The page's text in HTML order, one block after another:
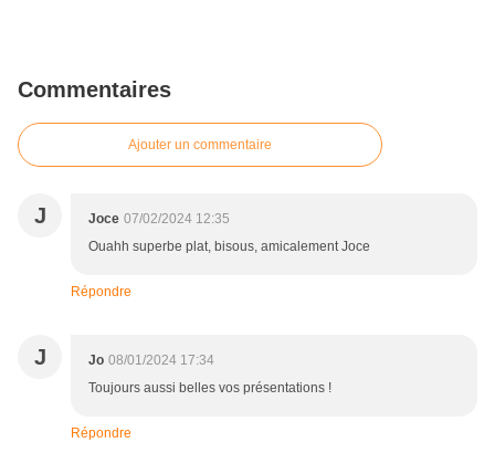
Commentaires
Ajouter un commentaire
J Joce 07/02/2024 12:35
Ouahh superbe plat, bisous, amicalement Joce
Répondre
J Jo 08/01/2024 17:34
Toujours aussi belles vos présentations !
Répondre